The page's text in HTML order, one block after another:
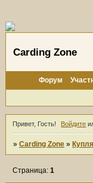
Carding Zone
Форум
Привет, Гость! Войдите
»Carding Zone »
Страница:1